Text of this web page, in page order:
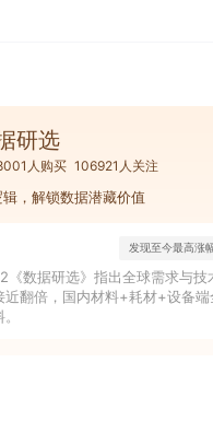
研选
人购买 106921人关注
，解锁数据潜藏价值
发现至今最高涨
《数据研选》指出全球需求与技
近翻倍，国内材料+耗材+设备端